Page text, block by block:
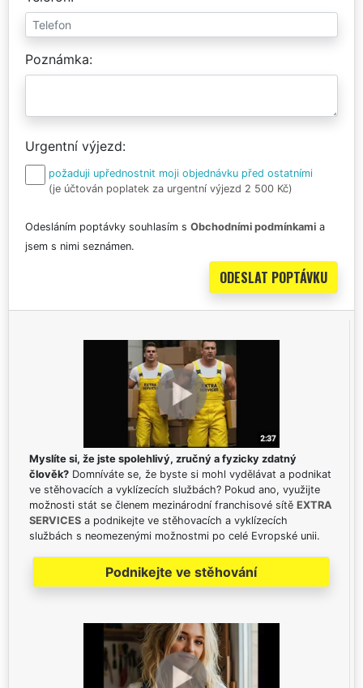
Poznámka
Urgentní výjezd
požaduji upřednostnit moji objednávku před ostatními
(je účtován poplatek za urgentní výjezd 2 500 Kč)
Odesláním poptávky souhlasím s Obchodními podmínkami a
jsem s nimi seznámen.
Myslíte si, že jste spolehlivý, zručný a fyzicky zdatný
člověk? Domníváte se, že byste si mohl vydělávat a podnikat
ve stěhovacích a vyklízecích službách? Pokud ano, využijte
možnosti stát se členem mezinárodní franchisové sítě EXTRA
SERVICES a podnikejte ve stěhovacích a vyklízecích
službách s neomezenými možnostmi po celé Evropské unii.
Podnikejte ve stěhování